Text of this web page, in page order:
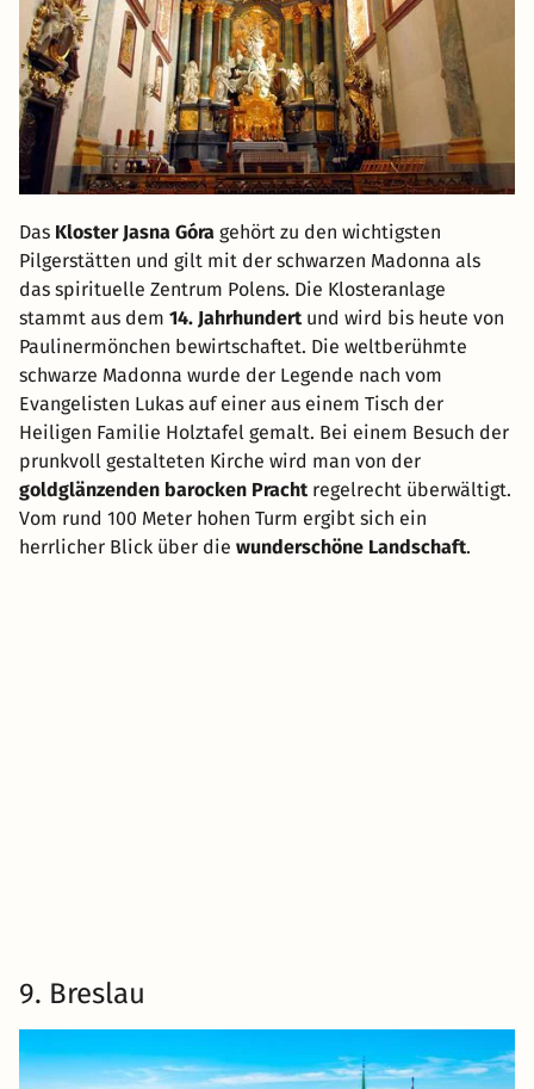
Das Kloster Jasna Góra gehört zu den wichtigsten
Pilgerstätten und gilt mit der schwarzen Madonna als
das spirituelle Zentrum Polens. Die Klosteranlage
stammt aus dem 14. Jahrhundertund wird bis heute von
Paulinermönchen bewirtschaftet. Die weltberühmte
schwarze Madonna wurde der Legende nach vom
Evangelisten Lukas auf einer aus einem Tisch der
Heiligen Familie Holztafel gemalt. Bei einem Besuch der
prunkvoll gestalteten Kirche wird man von der
goldglänzenden barocken Prachtregelrecht überwältigt.
Vom rund 100 Meter hohen Turm ergibt sich ein
herrlicher Blick über die wunderschöne Landschaft.
9. Breslau